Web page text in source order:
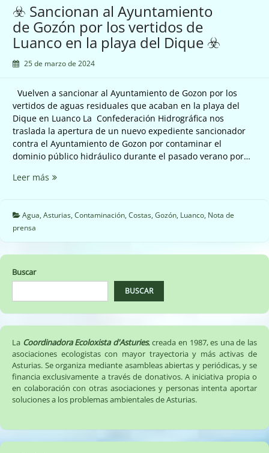
Carreño
☣️
☣️ Sancionan al Ayuntamiento
de Gozón por los vertidos de
Luanco en la playa del Dique ☣️
25 de marzo de 2024
Vuelven a sancionar al Ayuntamiento de Gozon por los
vertidos de aguas residuales que acaban en la playa del
Dique en Luanco La Confederación Hidrográfica nos
traslada la apertura de un nuevo expediente sancionador
contra el Ayuntamiento de Gozon por contaminar el
dominio público hidráulico durante el pasado verano por…
Leer más ☣️
Ayuntamiento
Gozón
por
Luanco
en
la
playa
del
Dique
☣️
Agua, Asturias, Contaminación, Costas, Gozón, Luanco, Nota de
prensa
Buscar
BUSCAR
La Coordinadora Ecoloxista d'Asturies, creada en 1987, es una de las
asociaciones ecologistas con mayor trayectoria y más activas de
Asturias. Se organiza mediante asambleas abiertas y periódicas, y se
financia exclusivamente a través de donativos. A iniciativa propia o
en colaboración con otras asociaciones y personas intenta aportar
soluciones a los problemas ambientales de Asturias.